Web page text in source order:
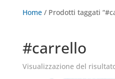
Home/ Prodotti taggati
#carrello
Visualizzazione del